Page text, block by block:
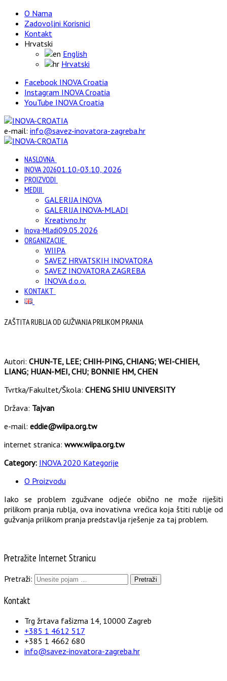
O Nama
Zadovoljni Korisnici
Kontakt
Hrvatski
English
Hrvatski
Facebook INOVA Croatia
Instagram INOVA Croatia
YouTube INOVA Croatia
e-mail: info@savez-inovatora-zagreba.hr
NASLOVNA
INOVA 202601.10.-03.10, 2026
PROIZVODI
MEDIJI
GALERIJA INOVA
GALERIJA INOVA-MLADI
Kreativno.hr
Inova-Mladi09.05.2026
ORGANIZACIJE
WIIPA
SAVEZ HRVATSKIH INOVATORA
SAVEZ INOVATORA ZAGREBA
INOVA d.o.o.
KONTAKT
ZAŠTITA RUBLJA OD GUŽVANJA PRILIKOM PRANJA
Autori: CHUN-TE, LEE; CHIH-PING, CHIANG; WEI-CHIEH,
LIANG; HUAN-MEI, CHU; BONNIE HM, CHEN
Tvrtka/Fakultet/Škola: CHENG SHIU UNIVERSITY
Država: Tajvan
e-mail: eddie@wiipa.org.tw
internet stranica: www.wiipa.org.tw
Category: INOVA 2020 Kategorije
O Proizvodu
Iako se problem zgužvane odjeće obično ne može riješiti
prilikom pranja rublja, ova inovativna vrećica koja štiti rublje od
gužvanja prilikom pranja predstavlja rješenje za taj problem.
Pretražite Internet Stranicu
Pretraži:
Kontakt
Trg žrtava fašizma 14, 10000 Zagreb
+385 1 4612 517
+385 1 4662 680
info@savez-inovatora-zagreba.hr